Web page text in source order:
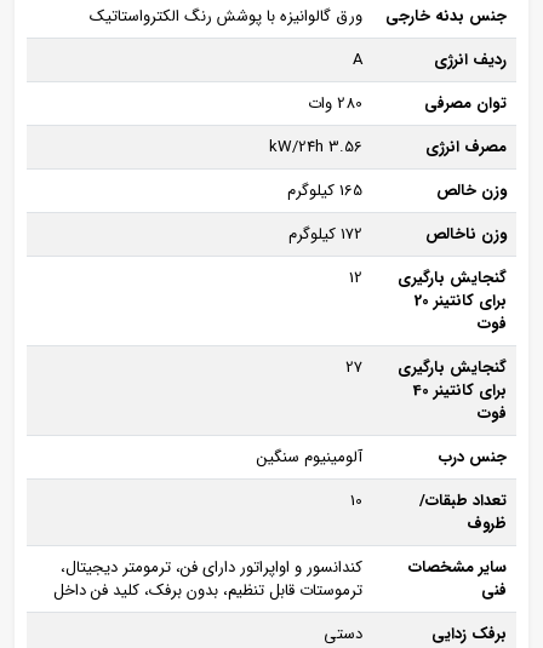
جنس بدنه خارجی
ورق گالوانیزه با پوشش رنگ الکترواستاتیک
ردیف انرژی
A
توان مصرفی
280 وات
مصرف انرژی
3.56 kW/24h
وزن خالص
165 کیلوگرم
وزن ناخالص
172 کیلوگرم
گنجایش بارگیری
برای کانتینر 20
فوت
12
گنجایش بارگیری
برای کانتینر 40
فوت
27
جنس درب
آلومینیوم سنگین
تعداد طبقات/
ظروف
10
سایر مشخصات
فنی
کندانسور و اواپراتور دارای فن، ترمومتر دیجیتال،
ترموستات قابل تنظیم، بدون برفک، کلید فن داخل
برفک زدایی
دستی